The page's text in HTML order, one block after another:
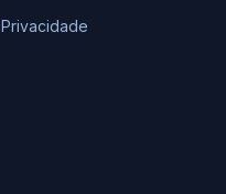
Privacidade